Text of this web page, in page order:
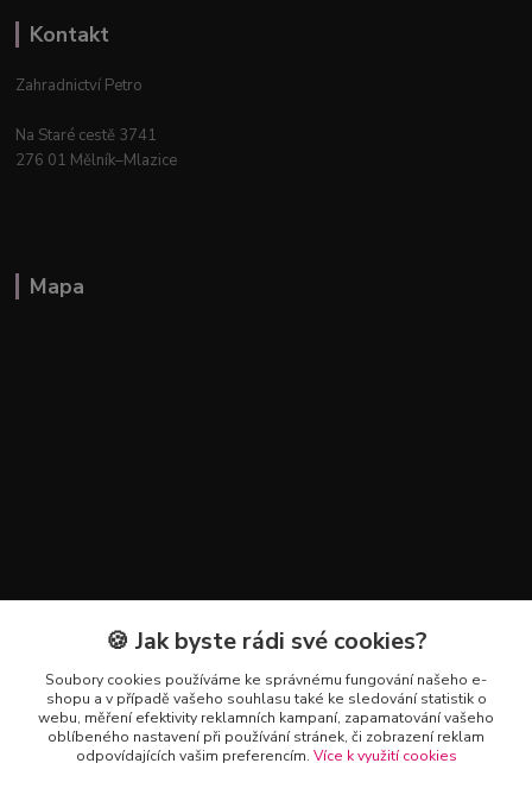
Kontakt
Zahradnictví Petro
Na Staré cestě 3741
276 01 Mělník–Mlazice
Mapa
Kontakty
+420 602 223 614
info@zahradnictvipetro.cz
🍪 Jak byste rádi své cookies?
Soubory cookies používáme ke správnému fungování našeho e-
shopu a v případě vašeho souhlasu také ke sledování statistik o
webu, měření efektivity reklamních kampaní, zapamatování vašeho
oblíbeného nastavení při používání stránek, či zobrazení reklam
odpovídajících vašim preferencím. Více k využití cookies